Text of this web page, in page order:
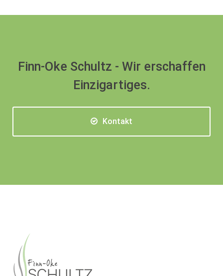
Finn-Oke Schultz - Wir erschaffen
Einzigartiges.
Kontakt